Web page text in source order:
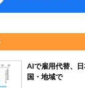
AIで雇用代替、
国・地域で